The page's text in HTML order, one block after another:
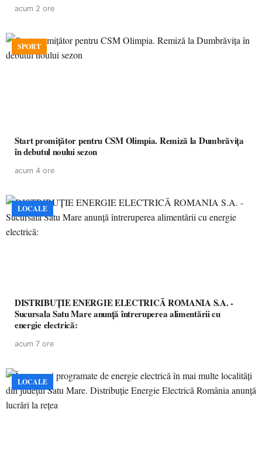
acum 2 ore
SPORT
Start promițător pentru CSM Olimpia. Remiză la Dumbrăvița
în debutul noului sezon
acum 4 ore
LOCALE
DISTRIBUȚIE ENERGIE ELECTRICĂ ROMANIA S.A. -
Sucursala Satu Mare anunţă întreruperea alimentării cu
energie electrică:
acum 7 ore
LOCALE